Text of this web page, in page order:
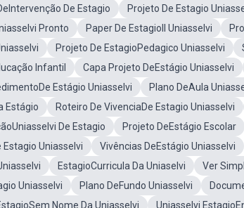
De Estagio
Projeto De Estagio
Pronto
Paper De EstagioII Uniasselvi
Projeto De EstagioPedagico Uniasselvi
Infantil
Capa Projeto DeEstágio Uniasselvi
Estágio Uniasselvi
Plano DeAula
Estágio
Roteiro De VivenciaDe Estagio Uniasselvi
De Estagio
Projeto DeEstágio Escolar
Uniasselvi
Vivências DeEstágio Uniasselvi
EstagioCurricula Da Uniaselvi
Ver
Uniasselvi
Plano DeFundo Uniasselvi
Nome Da Uniasselvi
Uniasselvi